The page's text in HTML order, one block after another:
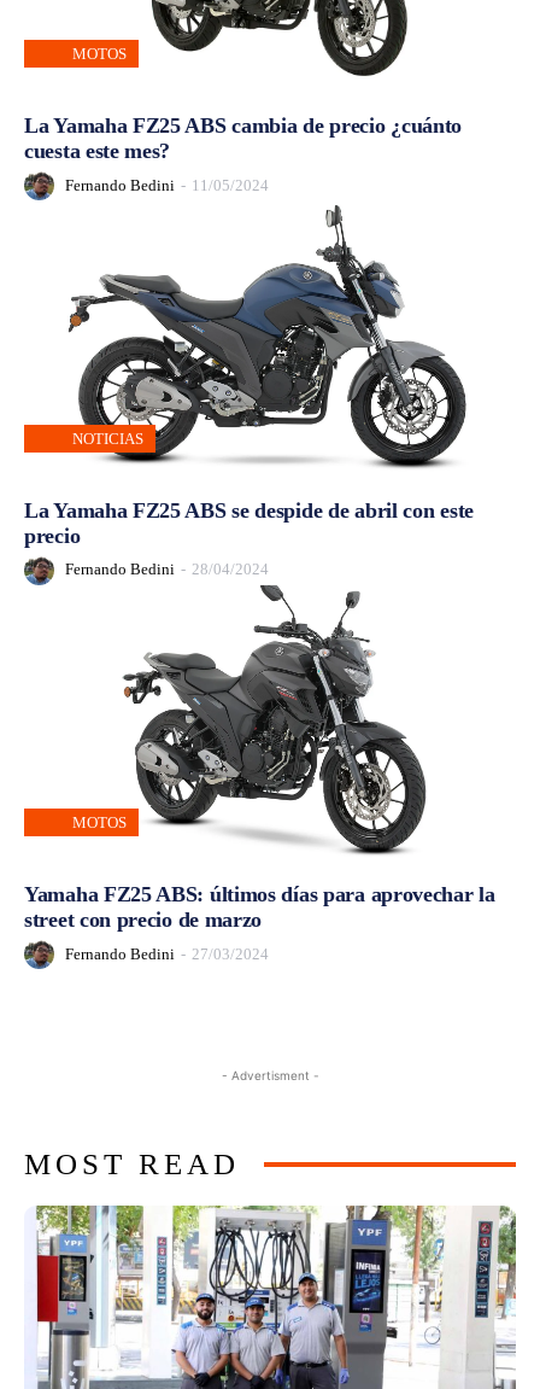
MOTOS
La Yamaha FZ25 ABS cambia de precio ¿cuánto
cuesta este mes?
Fernando Bedini - 11/05/2024
NOTICIAS
La Yamaha FZ25 ABS se despide de abril con este
precio
Fernando Bedini - 28/04/2024
MOTOS
Yamaha FZ25 ABS: últimos días para aprovechar la
street con precio de marzo
Fernando Bedini - 27/03/2024
- Advertisment -
MOST READ